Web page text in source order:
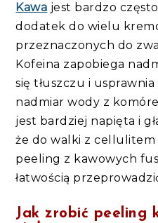
Kawa jest bardzo
dodatek do wielu
przeznaczonych do
Kofeina zapobiega
się tłuszczu i
nadmiar wody z
jest bardziej napięta i
że do walki z cellulitem
peeling z kawowych
łatwością
Jak zrobić peeling